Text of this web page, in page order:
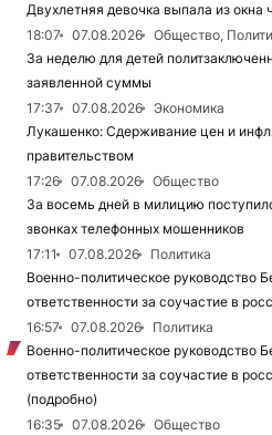
Двухлетняя девочка выпала из окна
18:07
07.08.2026
Общество,
За неделю для детей
заявленной суммы
17:37
07.08.2026
Экономика
Лукашенко: Сдерживание цен и
правительством
17:26
07.08.2026
Общество
За восемь дней в милицию
звонках телефонных мошенников
17:11
07.08.2026
Политика
Военно-политическое руководство
ответственности за соучастие в
16:57
07.08.2026
Политика
Военно-политическое руководство
ответственности за соучастие в
(подробно)
16:35
07.08.2026
Общество